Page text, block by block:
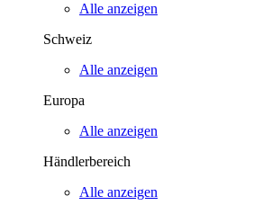
Alle anzeigen
Schweiz
Alle anzeigen
Europa
Alle anzeigen
Händlerbereich
Alle anzeigen